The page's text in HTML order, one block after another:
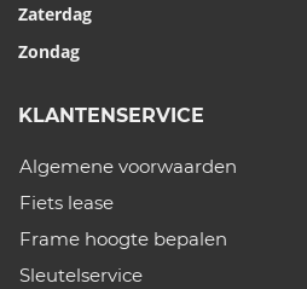
Zaterdag
Zondag
KLANTENSERVICE
Algemene voorwaarden
Fiets lease
Frame hoogte bepalen
Sleutelservice